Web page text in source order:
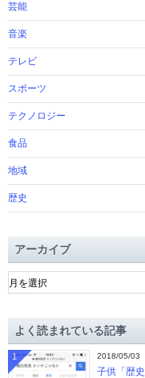
芸能
音楽
テレビ
スポーツ
テクノロジー
食品
地域
歴史
アーカイブ
ア
ー
ブよく読まれている記事
2018/05/03
子供「歴
1